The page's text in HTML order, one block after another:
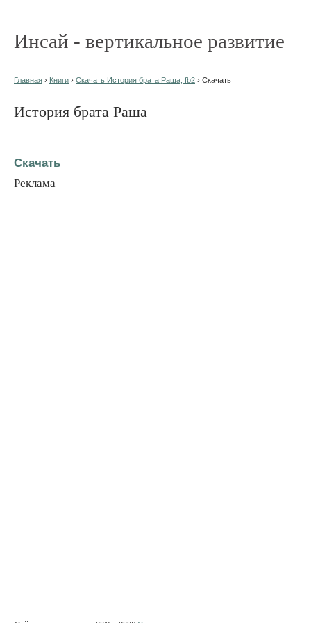
Инсай - вертикальное развитие
Главная › Книги › Скачать История брата Раша, fb2 › Скачать
История брата Раша
Скачать
Реклама